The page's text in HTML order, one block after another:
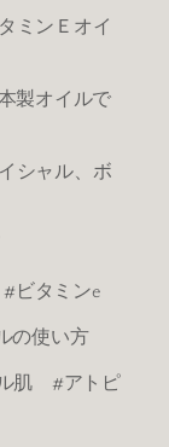
ミンＥオイ
製オイルで
シャル、ボ
ビタミンe
の使い方
肌 #アトピ